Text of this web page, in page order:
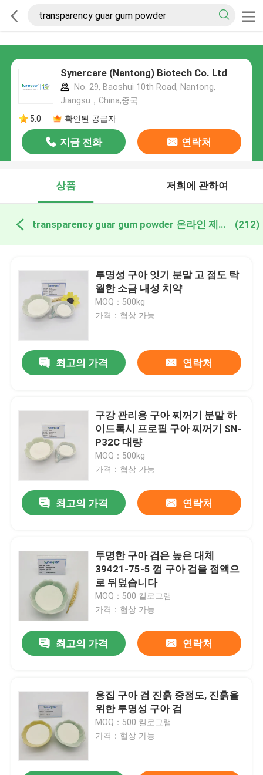
Synercare (Nantong) Biotech Co. Ltd
No. 29, Baoshui 10th Road, Nantong,
Jiangsu，China,중국
5.0
확인된 공급자
지금 전화 연락처
상품 저희에 관하여
transparency guar gum powder 온라인 제조 (212)
투명성 구아 잇기 분말 고 점도 탁
월한 소금 내성 치약
MOQ：500kg
가격：협상 가능
최고의 가격 연락처
구강 관리용 구아 찌꺼기 분말 하
이드록시 프로필 구아 찌꺼기 SN-
P32C 대량
MOQ：500kg
가격：협상 가능
최고의 가격 연락처
투명한 구아 검은 높은 대체
39421-75-5 껌 구아 검을 점액으
로 뒤덮습니다
MOQ：500 킬로그램
가격：협상 가능
최고의 가격 연락처
응집 구아 검 진흙 중점도, 진흙을
위한 투명성 구아 검
MOQ：500 킬로그램
가격：협상 가능